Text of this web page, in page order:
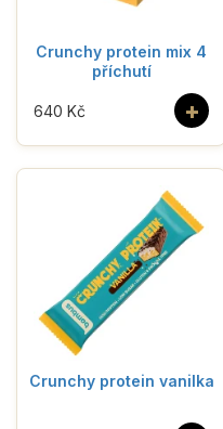
Crunchy protein mix 4
příchutí
+
640 Kč
Crunchy protein vanilka